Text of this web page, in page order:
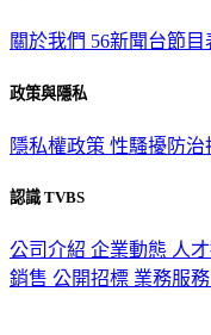
關於我們 56新聞台節目
政策與隱私
隱私權政策 性騷擾防治
認識 TVBS
公司介紹 企業動態 人
銷售 公開招標 業務服務